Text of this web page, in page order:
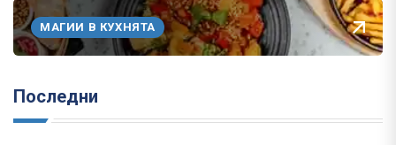
МАГИИ В КУХНЯТА
Последни